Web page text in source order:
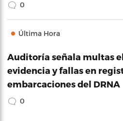
0
Última Hora
Auditoría señala multas
evidencia y fallas en
embarcaciones del DRNA
0